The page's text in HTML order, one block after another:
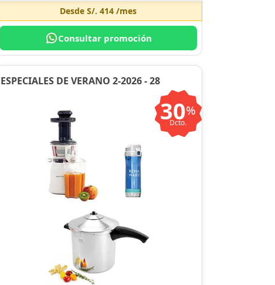
DesdeS/. 414 /mes
Consultar promoción
ESPECIALES DE VERANO 2-2026 - 28
30%
Dcto.